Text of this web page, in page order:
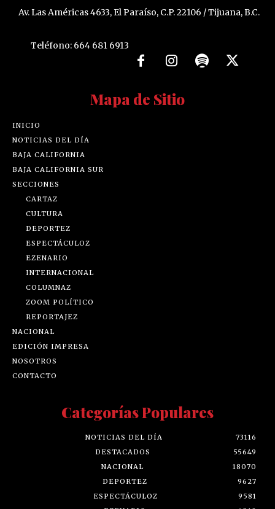
Av. Las Américas 4633, El Paraíso, C.P. 22106 / Tijuana, B.C.
Teléfono: 664 681 6913
Mapa de Sitio
INICIO
NOTICIAS DEL DÍA
BAJA CALIFORNIA
BAJA CALIFORNIA SUR
SECCIONES
CARTAZ
CULTURA
DEPORTEZ
ESPECTÁCULOZ
EZENARIO
INTERNACIONAL
COLUMNAZ
ZOOM POLÍTICO
REPORTAJEZ
NACIONAL
EDICIÓN IMPRESA
NOSOTROS
CONTACTO
Categorías Populares
NOTICIAS DEL DÍA
73116
DESTACADOS
55649
NACIONAL
18070
DEPORTEZ
9627
ESPECTÁCULOZ
9581